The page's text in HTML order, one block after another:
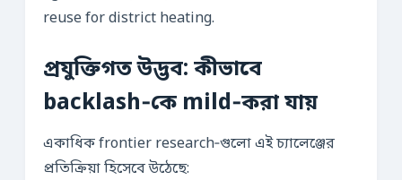
reuse for district heating.
প্রযুক্তিগত উদ্ভব: কীভাবে
backlash‑কে mild‑করা যায়
একাধিক frontier research‑গুলো এই চ্যালেঞ্জের
প্রতিক্রিয়া হিসেবে উঠেছে: